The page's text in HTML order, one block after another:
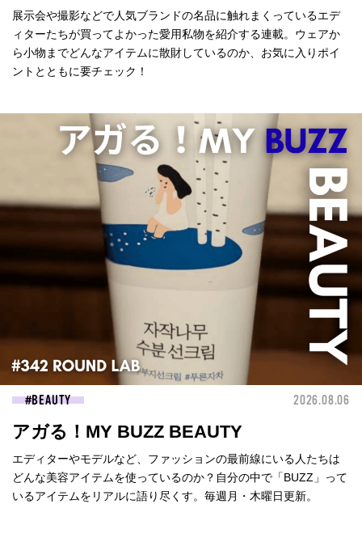
展示会や撮影などで人気ブランドの名品に触れまくっているエデ
ィターたちが買ってよかった愛用私物を紹介する連載。ウェアか
ら小物までどんなアイテムに散財しているのか、お気に入りポイ
ントとともに要チェック！
BEAUTY 2026.08.06
アガる！MY BUZZ BEAUTY
エディターやモデルなど、ファッションの最前線にいる人たちは
どんな美容アイテムを使っているのか？自分の中で「BUZZ」って
いるアイテムをリアルに語り尽くす。毎週月・木曜日更新。